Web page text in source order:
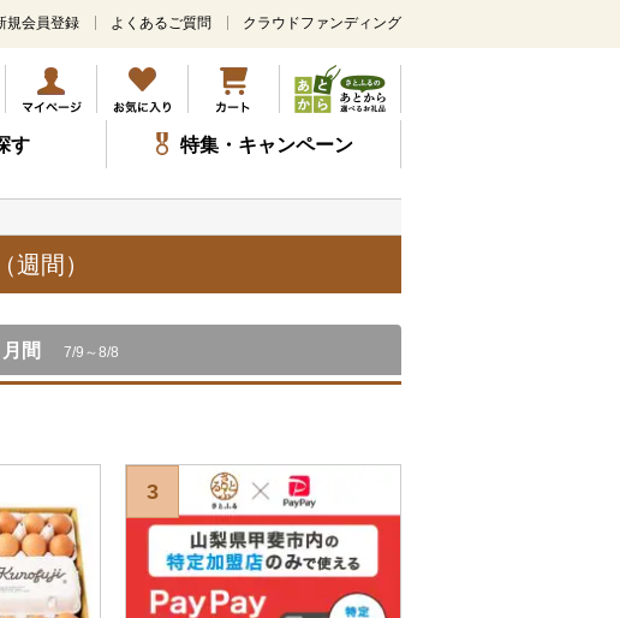
メ
ン
コ
ン
テ
ツ
ッ
プ
規会員登録 よくあるご質問 クラウドファンディング
す 特集・キャンペーン
週間）
月間 7/9～8/8
3